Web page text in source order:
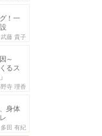
！一
武藤 貴子
～
るス
寺 理香
身体
多田 有紀